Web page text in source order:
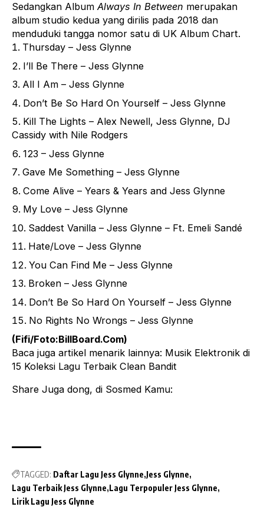
Sedangkan AlbumAlways In Between merupakan
album studio kedua yang dirilis pada 2018 dan
menduduki tangga nomor satu di UK Album Chart.
Thursday – Jess Glynne
I’ll Be There – Jess Glynne
All I Am – Jess Glynne
Don’t Be So Hard On Yourself – Jess Glynne
Kill The Lights – Alex Newell, Jess Glynne, DJ
Cassidy with Nile Rodgers
123 – Jess Glynne
Gave Me Something – Jess Glynne
Come Alive – Years & Years and Jess Glynne
My Love – Jess Glynne
Saddest Vanilla – Jess Glynne – Ft. Emeli Sandé
Hate/Love – Jess Glynne
You Can Find Me – Jess Glynne
Broken – Jess Glynne
Don’t Be So Hard On Yourself – Jess Glynne
No Rights No Wrongs – Jess Glynne
(Fifi/Foto:BillBoard.Com)
Baca juga artikel menarik lainnya: Musik Elektronik di
15 Koleksi Lagu Terbaik Clean Bandit
Share Juga dong, di Sosmed Kamu:
TAGGED: Daftar Lagu Jess Glynne Jess Glynne
Lagu Terbaik Jess Glynne Lagu Terpopuler Jess Glynne
Lirik Lagu Jess Glynne